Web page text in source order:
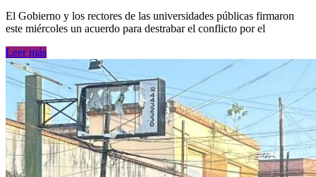
El Gobierno y los rectores de las universidades públicas firmaron
este miércoles un acuerdo para destrabar el conflicto por el
Leer más